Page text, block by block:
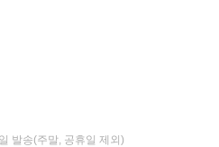
발송(주말, 공휴일 제외)